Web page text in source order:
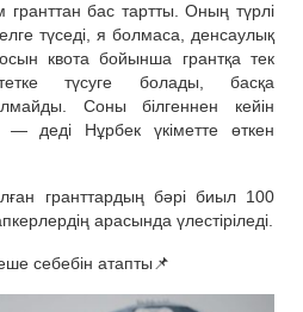
бас тартты. Оның түрлі
түседі, я болмаса, денсаулық
квота бойынша грантқа тек
түсуге болады, басқа
Соны білгеннен кейін
— деді Нұрбек үкіметте өткен
гранттардың бәрі биыл 100
арасында үлестіріледі.
себебін атапты📌